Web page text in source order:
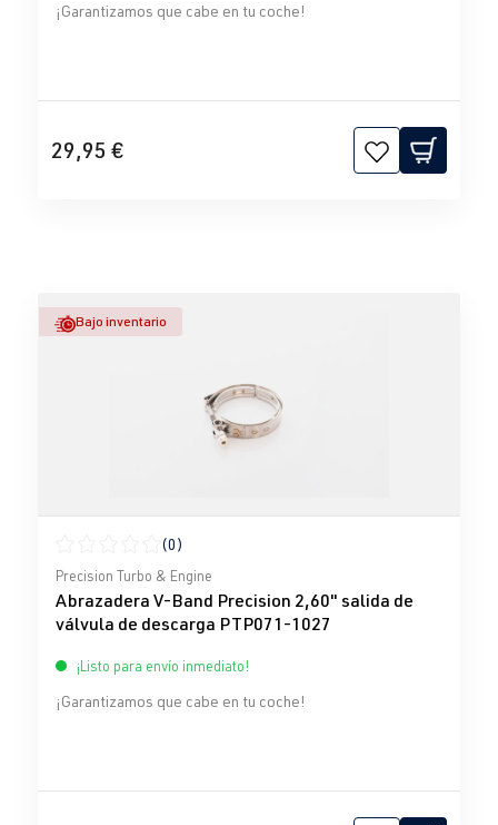
¡Garantizamos que cabe en tu coche!
29,95 €
Bajo inventario
Calificación promedio de 0 de 5 estrellas
(0)
Precision Turbo & Engine
Abrazadera V-Band Precision 2,60" salida de
válvula de descarga PTP071-1027
¡Listo para envío inmediato!
¡Garantizamos que cabe en tu coche!